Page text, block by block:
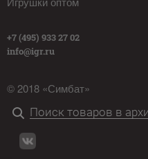
+7 (495) 933 27 02
info@igr.ru
© 2018 «Симбат»